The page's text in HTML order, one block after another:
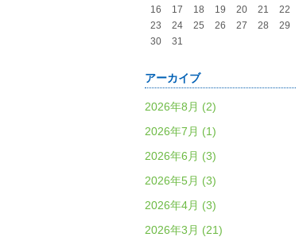
16
17 18 19 20 21
22
23
24 25 26 27 28
29
30
31
アーカイブ
2026年8月 (2)
2026年7月 (1)
2026年6月 (3)
2026年5月 (3)
2026年4月 (3)
2026年3月 (21)